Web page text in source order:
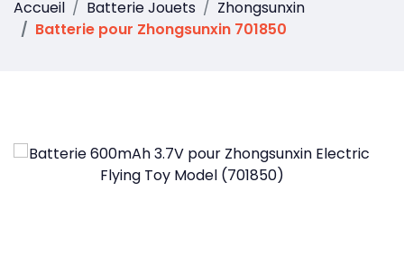
Accueil Batterie Jouets
Zhongsunxin
Batterie pour Zhongsunxin 701850